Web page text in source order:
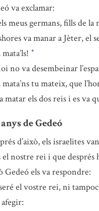
va exclamar:
meus germans, fills de la
va manar a Jèter, el
*
no va desembeinar
tu mateix, que
matar els dos reis i es va
de Gedeó
d’això, els israelites
nostre rei i que després
Gedeó els va respondre:
el vostre rei, ni